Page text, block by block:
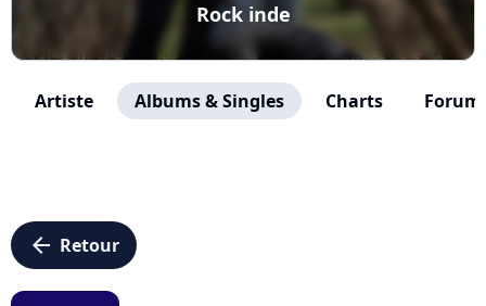
Rock inde
Artiste Albums & Singles Charts
arrow_left Retour